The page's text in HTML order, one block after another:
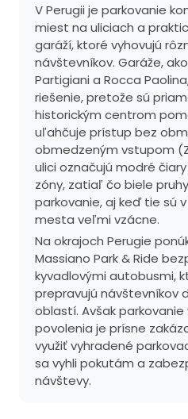
V Perugii je parkovanie
miest na uliciach a
garáží, ktoré vyhovujú
návštevníkov. Garáže,
Partigiani a Rocca
riešenie, pretože sú
historickým centrom
uľahčuje prístup bez
obmedzeným vstupom
ulici označujú modré
zóny, zatiaľ čo biele
parkovanie, aj keď tie sú
mesta veľmi vzácne.
Na okrajoch Perugie
Massiano Park & Ride
kyvadlovými autobusmi,
prepravujú návštevníkov
oblastí. Avšak parkovanie
povolenia je prísne
využiť vyhradené
sa vyhli pokutám a
návštevy.